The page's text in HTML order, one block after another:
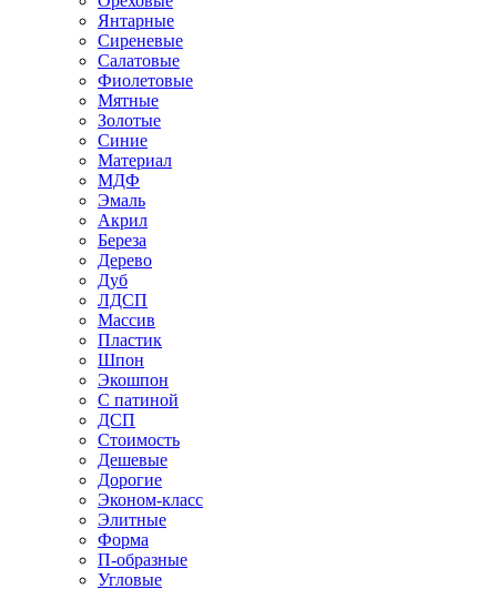
Янтарные
Сиреневые
Салатовые
Фиолетовые
Мятные
Золотые
Синие
Материал
МДФ
Эмаль
Акрил
Береза
Дерево
Дуб
ЛДСП
Массив
Пластик
Шпон
Экошпон
С патиной
ДСП
Стоимость
Дешевые
Дорогие
Эконом-класс
Элитные
Форма
П-образные
Угловые